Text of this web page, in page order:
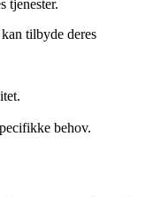
tjenester.
tilbyde deres
behov.